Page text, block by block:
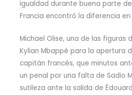
igualdad durante buena parte
Francia encontró la diferencia
Michael Olise, una de las figuras
Kylian Mbappé para la apertura
capitán francés, que minutos
un penal por una falta de Sadio
sutileza ante la salida de